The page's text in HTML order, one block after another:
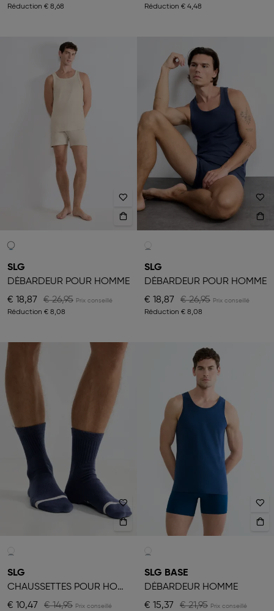
Réduction € 8,68 Réduction € 4,48
SLG
DÉBARDEUR POUR HOMME
€ 18,87
€ 26,95
Réduction € 8,08
SLG
DÉBARDEUR POUR HOMME
€ 18,87
€ 26,95
Réduction € 8,08
SLG
CHAUSSETTES POUR HOMME
€ 10,47
€ 14,95
SLG BASE
DÉBARDEUR HOMME
€ 15,37
€ 21,95